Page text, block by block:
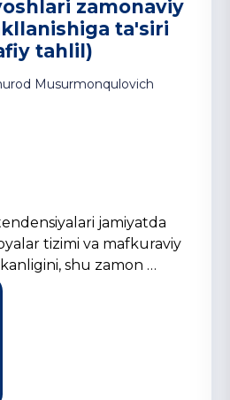
zamonaviy
ta'siri
tahlil)
Musurmonqulovich
jamiyatda
tizimi va mafkuraviy
shu zamon …